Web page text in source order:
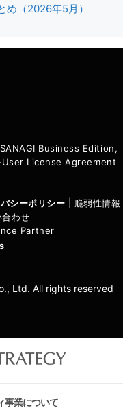
め（2026年5月）
Business Edition,
License Agreement
シーポリシー
脆弱性情報
合わせ
Partner
Ltd. All rights reserved
事業について